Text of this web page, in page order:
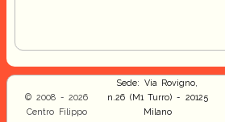
© 2008 - 2026
Centro Filippo
Sede: Via Rovigno,
n.26 (M1 Turro) - 20125
Milano